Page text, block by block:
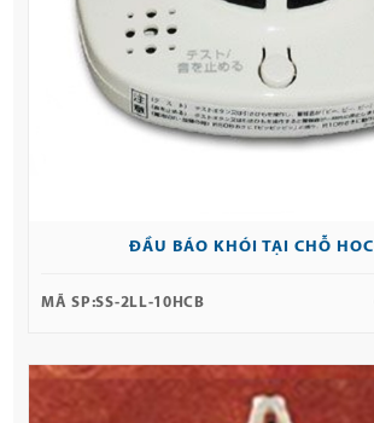
ĐẦU BÁO KHÓI TẠI CHỖ
MÃ SP:SS-2LL-10HCB